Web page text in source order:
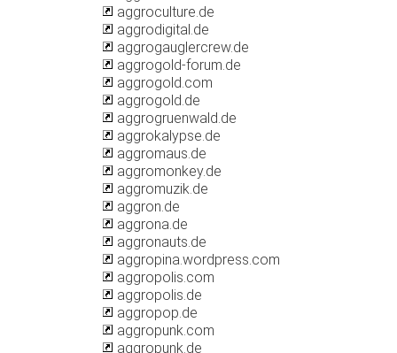
aggroculture.de
aggrodigital.de
aggrogauglercrew.de
aggrogold-forum.de
aggrogold.com
aggrogold.de
aggrogruenwald.de
aggrokalypse.de
aggromaus.de
aggromonkey.de
aggromuzik.de
aggron.de
aggrona.de
aggronauts.de
aggropina.wordpress.com
aggropolis.com
aggropolis.de
aggropop.de
aggropunk.com
aggropunk.de